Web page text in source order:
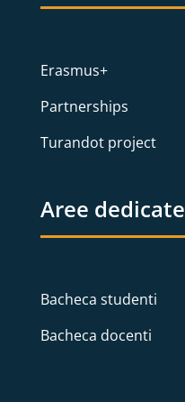
Erasmus+
Partnerships
Turandot project
Aree dedicate
Bacheca studenti
Bacheca docenti